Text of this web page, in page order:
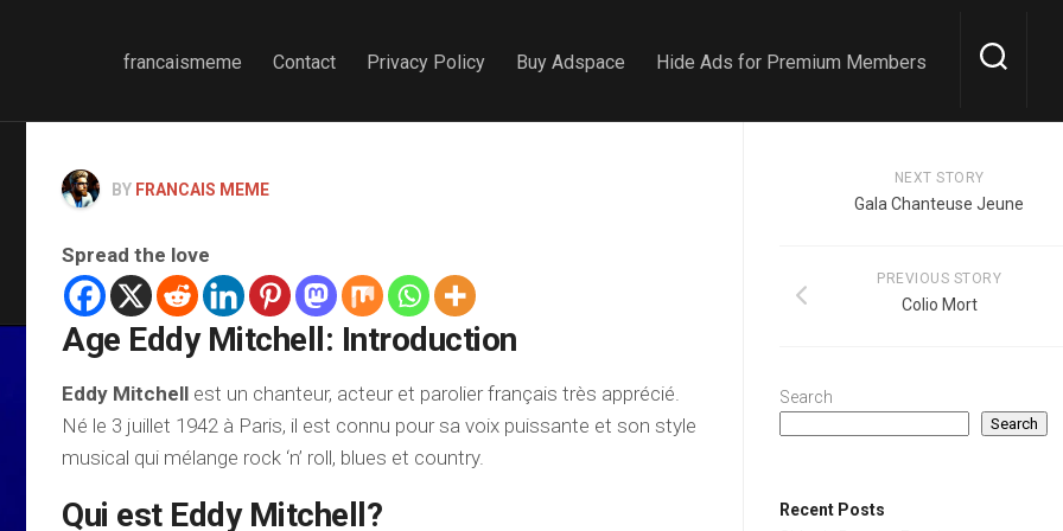
francaismeme Contact Privacy Policy Buy Adspace Hide Ads for Premium Members
BY FRANCAIS MEME
Spread the love
Age Eddy Mitchell: Introduction
Eddy Mitchell est un chanteur, acteur et parolier français très apprécié.
Né le 3 juillet 1942 à Paris, il est connu pour sa voix puissante et son style
musical qui mélange rock ‘n’ roll, blues et country.
Qui est Eddy Mitchell?
NEXT STORY
Gala Chanteuse Jeune
PREVIOUS STORY
Colio Mort
Search
Search
Recent Posts